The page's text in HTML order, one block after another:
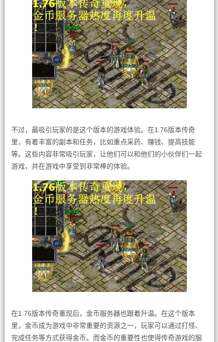
不过，最吸引玩家的是这个版本的游戏体验。在1.76版本传奇
里，有着丰富的副本和任务，比如重点采药、赚钱、提高技能
等。这些内容非常吸引玩家，让他们可以和他们的小伙伴们一起
游戏，并在游戏中享受到非常棒的体验。
在1.76版本传奇重现后，金币服务器也跟着升温。在这个版本
里，金币成为游戏中非常重要的资源之一，玩家可以通过打怪、
完成任务等方式获得金币。而金币的重要性也使得传奇游戏的服